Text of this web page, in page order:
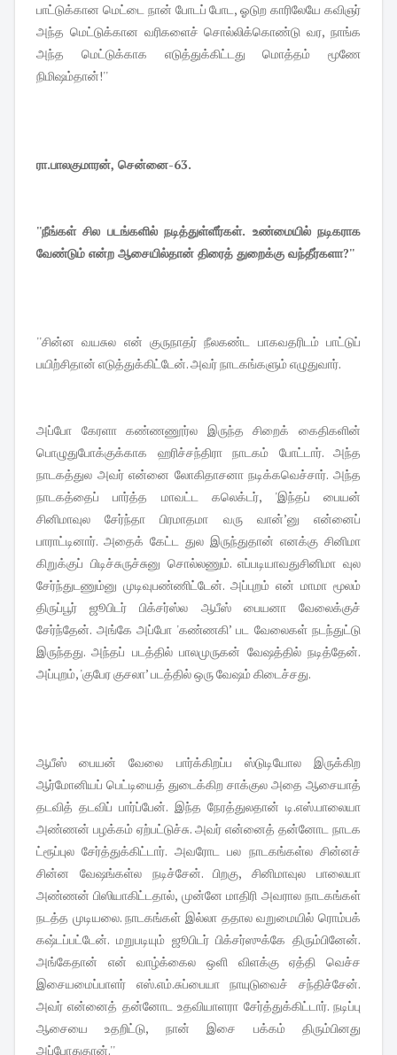
பாட்டுக்கான மெட்டை நான் போடப் போட, ஓடுற காரிலேயே கவிஞர்
அந்த மெட்டுக்கான வரிகளைச் சொல்லிக்கொண்டு வர, நாங்க
அந்த மெட்டுக்காக எடுத்துக்கிட்டது மொத்தம் மூணே
நிமிஷம்தான்!''
ரா.பாலகுமாரன், சென்னை-63.
''நீங்கள் சில படங்களில் நடித்துள்ளீர்கள். உண்மையில் நடிகராக
வேண்டும் என்ற ஆசையில்தான் திரைத் துறைக்கு வந்தீர்களா?''
''சின்ன வயசுல என் குருநாதர் நீலகண்ட பாகவதரிடம் பாட்டுப்
பயிற்சிதான் எடுத்துக்கிட்டேன். அவர் நாடகங்களும் எழுதுவார்.
அப்போ கேரளா கண்ணணூர்ல இருந்த சிறைக் கைதிகளின்
பொழுதுபோக்குக்காக ஹரிச்சந்திரா நாடகம் போட்டார். அந்த
நாடகத்துல அவர் என்னை லோகிதாசனா நடிக்கவெச்சார். அந்த
நாடகத்தைப் பார்த்த மாவட்ட கலெக்டர், 'இந்தப் பையன்
சினிமாவுல சேர்ந்தா பிரமாதமா வரு வான்’னு என்னைப்
பாராட்டினார். அதைக் கேட்ட துல இருந்துதான் எனக்கு சினிமா
கிறுக்குப் பிடிச்சுருச்சுனு சொல்லணும். எப்படியாவதுசினிமா வுல
சேர்ந்துடணும்னு முடிவுபண்ணிட்டேன். அப்புறம் என் மாமா மூலம்
திருப்பூர் ஜூபிடர் பிக்சர்ஸ்ல ஆபீஸ் பையனா வேலைக்குச்
சேர்ந்தேன். அங்கே அப்போ 'கண்ணகி’ பட வேலைகள் நடந்துட்டு
இருந்தது. அந்தப் படத்தில் பாலமுருகன் வேஷத்தில் நடித்தேன்.
அப்புறம், 'குபேர குசலா’ படத்தில் ஒரு வேஷம் கிடைச்சது.
ஆபீஸ் பையன் வேலை பார்க்கிறப்ப ஸ்டுடியோல இருக்கிற
ஆர்மோனியப் பெட்டியைத் துடைக்கிற சாக்குல அதை ஆசையாத்
தடவித் தடவிப் பார்ப்பேன். இந்த நேரத்துலதான் டி.எஸ்.பாலையா
அண்ணன் பழக்கம் ஏற்பட்டுச்சு. அவர் என்னைத் தன்னோட நாடக
ட்ரூப்புல சேர்த்துக்கிட்டார். அவரோட பல நாடகங்கள்ல சின்னச்
சின்ன வேஷங்கள்ல நடிச்சேன். பிறகு, சினிமாவுல பாலையா
அண்ணன் பிஸியாகிட்டதால், முன்னே மாதிரி அவரால நாடகங்கள்
நடத்த முடியலை. நாடகங்கள் இல்லா ததால வறுமையில் ரொம்பக்
கஷ்டப்பட்டேன். மறுபடியும் ஜூபிடர் பிக்சர்ஸுக்கே திரும்பினேன்.
அங்கேதான் என் வாழ்க்கைல ஒளி விளக்கு ஏத்தி வெச்ச
இசையமைப்பாளர் எஸ்.எம்.சுப்பையா நாயுடுவைச் சந்திச்சேன்.
அவர் என்னைத் தன்னோட உதவியாளரா சேர்த்துக்கிட்டார். நடிப்பு
ஆசையை உதறிட்டு, நான் இசை பக்கம் திரும்பினது
அப்போதுதான்.''